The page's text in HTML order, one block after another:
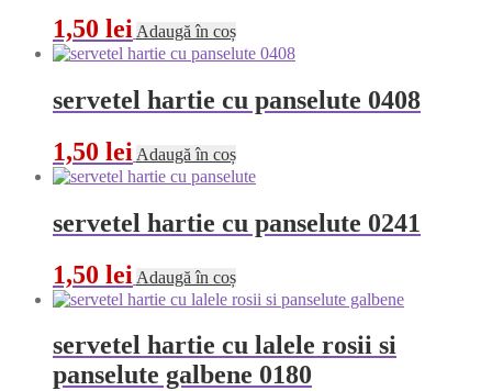
1,50 lei Adaugă în coș
servetel hartie cu panselute 0408
1,50 lei Adaugă în coș
servetel hartie cu panselute 0241
1,50 lei Adaugă în coș
servetel hartie cu lalele rosii si
panselute galbene 0180